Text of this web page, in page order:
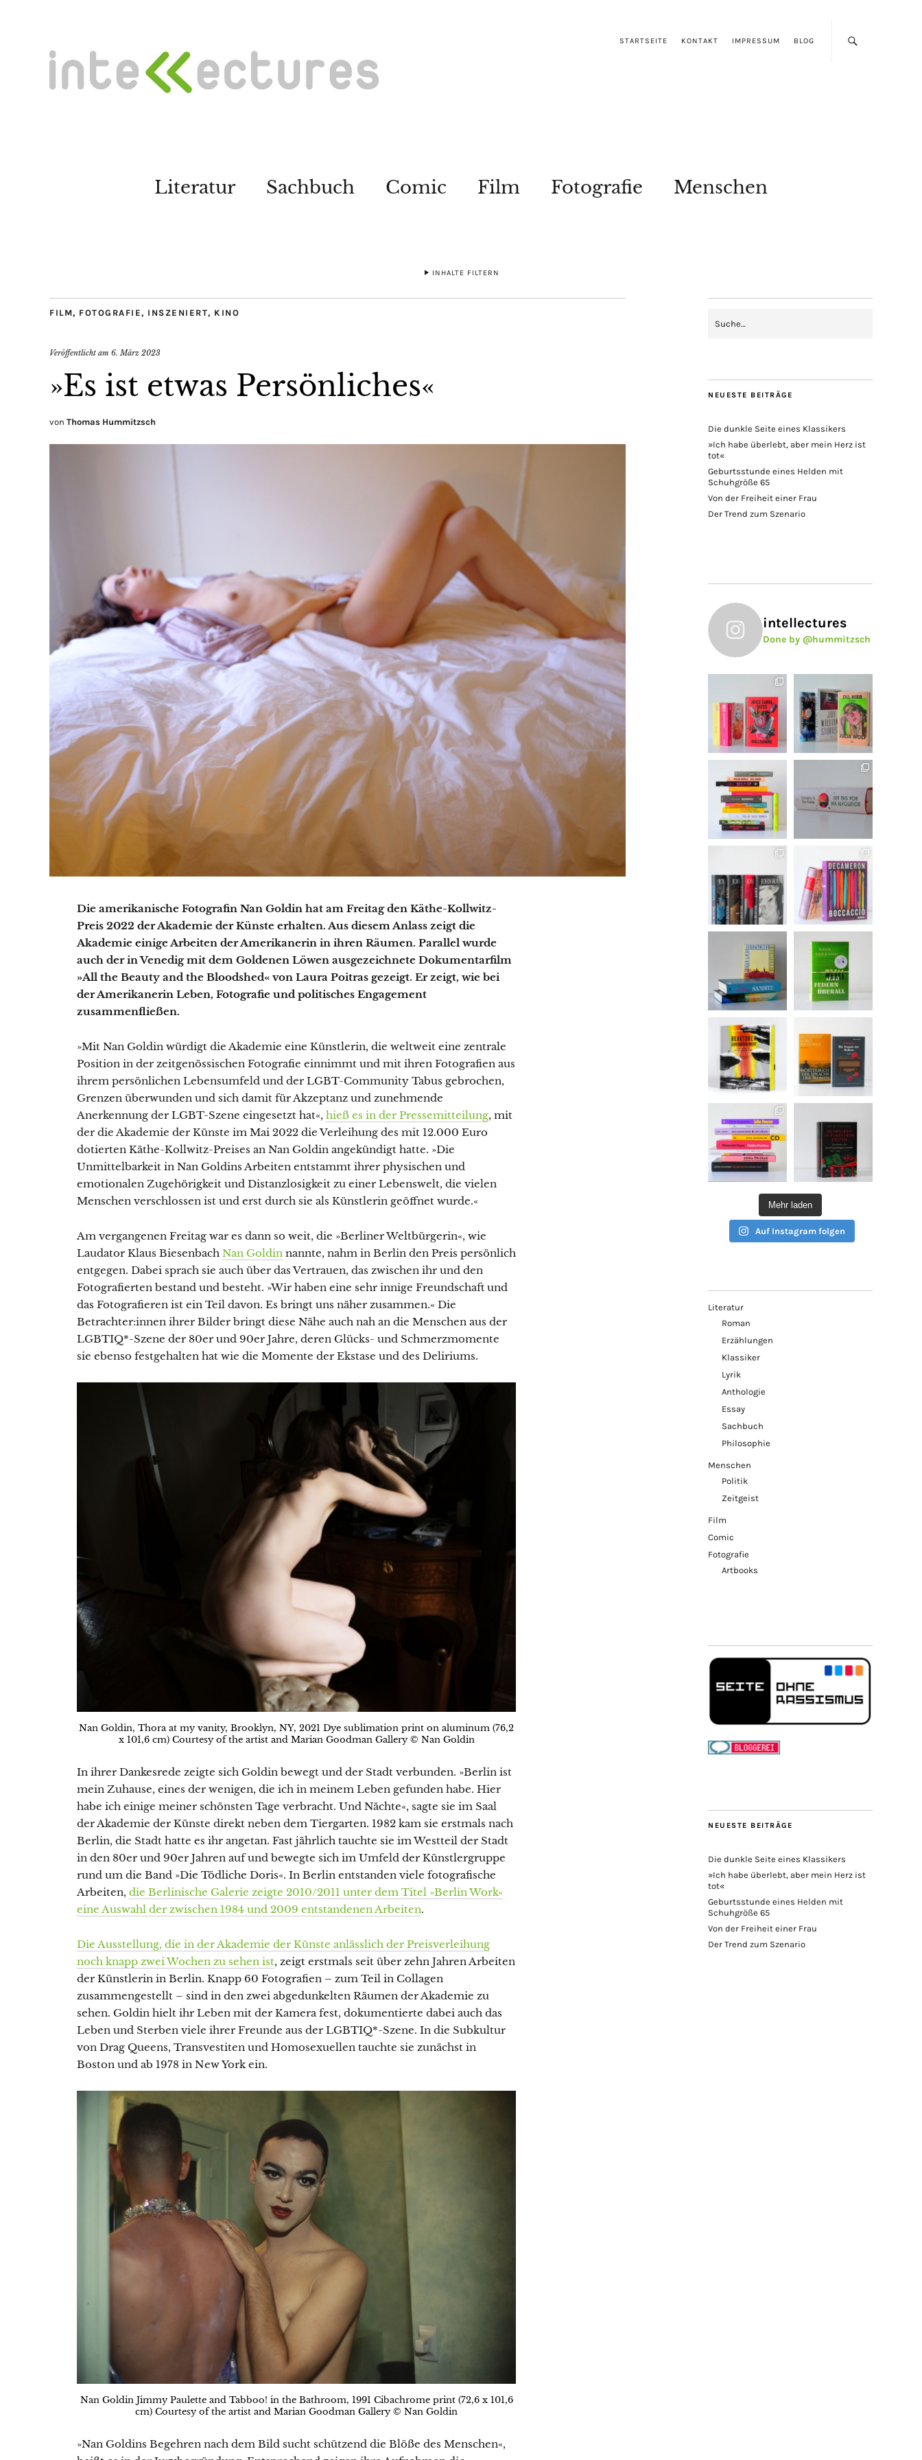
STARTSEITE KONTAKT IMPRESSUM BLOG
Literatur Sachbuch Comic Film Fotografie Menschen
INHALTE FILTERN
FILM, FOTOGRAFIE, INSZENIERT, KINO
Veröffentlicht am 6. März 2023
»Es ist etwas Persönliches«
von Thomas Hummitzsch
Die amerikanische Fotografin Nan Goldin hat am Freitag den Käthe-Kollwitz-
Preis 2022 der Akademie der Künste erhalten. Aus diesem Anlass zeigt die
Akademie einige Arbeiten der Amerikanerin in ihren Räumen. Parallel wurde
auch der in Venedig mit dem Goldenen Löwen ausgezeichnete Dokumentarfilm
»All the Beauty and the Bloodshed« von Laura Poitras gezeigt. Er zeigt, wie bei
der Amerikanerin Leben, Fotografie und politisches Engagement
zusammenfließen.
»Mit Nan Goldin würdigt die Akademie eine Künstlerin, die weltweit eine zentrale
Position in der zeitgenössischen Fotografie einnimmt und mit ihren Fotografien aus
ihrem persönlichen Lebensumfeld und der LGBT-Community Tabus gebrochen,
Grenzen überwunden und sich damit für Akzeptanz und zunehmende
Anerkennung der LGBT-Szene eingesetzt hat«, hieß es in der Pressemitteilung, mit
der die Akademie der Künste im Mai 2022 die Verleihung des mit 12.000 Euro
dotierten Käthe-Kollwitz-Preises an Nan Goldin angekündigt hatte. »Die
Unmittelbarkeit in Nan Goldins Arbeiten entstammt ihrer physischen und
emotionalen Zugehörigkeit und Distanzlosigkeit zu einer Lebenswelt, die vielen
Menschen verschlossen ist und erst durch sie als Künstlerin geöffnet wurde.«
Am vergangenen Freitag war es dann so weit, die »Berliner Weltbürgerin«, wie
Laudator Klaus Biesenbach Nan Goldin nannte, nahm in Berlin den Preis persönlich
entgegen. Dabei sprach sie auch über das Vertrauen, das zwischen ihr und den
Fotografierten bestand und besteht. »Wir haben eine sehr innige Freundschaft und
das Fotografieren ist ein Teil davon. Es bringt uns näher zusammen.« Die
Betrachter:innen ihrer Bilder bringt diese Nähe auch nah an die Menschen aus der
LGBTIQ*-Szene der 80er und 90er Jahre, deren Glücks- und Schmerzmomente
sie ebenso festgehalten hat wie die Momente der Ekstase und des Deliriums.
Nan Goldin, Thora at my vanity, Brooklyn, NY, 2021 Dye sublimation print on aluminum (76,2
x 101,6 cm) Courtesy of the artist and Marian Goodman Gallery © Nan Goldin
In ihrer Dankesrede zeigte sich Goldin bewegt und der Stadt verbunden. »Berlin ist
mein Zuhause, eines der wenigen, die ich in meinem Leben gefunden habe. Hier
habe ich einige meiner schönsten Tage verbracht. Und Nächte«, sagte sie im Saal
der Akademie der Künste direkt neben dem Tiergarten. 1982 kam sie erstmals nach
Berlin, die Stadt hatte es ihr angetan. Fast jährlich tauchte sie im Westteil der Stadt
in den 80er und 90er Jahren auf und bewegte sich im Umfeld der Künstlergruppe
rund um die Band »Die Tödliche Doris«. In Berlin entstanden viele fotografische
Arbeiten, die Berlinische Galerie zeigte 2010/2011 unter dem Titel »Berlin Work«
eine Auswahl der zwischen 1984 und 2009 entstandenen Arbeiten.
Die Ausstellung, die in der Akademie der Künste anlässlich der Preisverleihung
noch knapp zwei Wochen zu sehen ist, zeigt erstmals seit über zehn Jahren Arbeiten
der Künstlerin in Berlin. Knapp 60 Fotografien – zum Teil in Collagen
zusammengestellt – sind in den zwei abgedunkelten Räumen der Akademie zu
sehen. Goldin hielt ihr Leben mit der Kamera fest, dokumentierte dabei auch das
Leben und Sterben viele ihrer Freunde aus der LGBTIQ*-Szene. In die Subkultur
von Drag Queens, Transvestiten und Homosexuellen tauchte sie zunächst in
Boston und ab 1978 in New York ein.
Nan Goldin Jimmy Paulette and Tabboo! in the Bathroom, 1991 Cibachrome print (72,6 x 101,6
cm) Courtesy of the artist and Marian Goodman Gallery © Nan Goldin
»Nan Goldins Begehren nach dem Bild sucht schützend die Blöße des Menschen«,
NEUESTE BEITRÄGE
Die dunkle Seite eines Klassikers
»Ich habe überlebt, aber mein Herz ist
tot«
Geburtsstunde eines Helden mit
Schuhgröße 65
Von der Freiheit einer Frau
Der Trend zum Szenario
intellectures
Done by @hummitzsch
Mehr laden
Auf Instagram folgen
Literatur
Roman
Erzählungen
Klassiker
Lyrik
Anthologie
Essay
Sachbuch
Philosophie
Menschen
Politik
Zeitgeist
Film
Comic
Fotografie
Artbooks
NEUESTE BEITRÄGE
Die dunkle Seite eines Klassikers
»Ich habe überlebt, aber mein Herz ist
tot«
Geburtsstunde eines Helden mit
Schuhgröße 65
Von der Freiheit einer Frau
Der Trend zum Szenario